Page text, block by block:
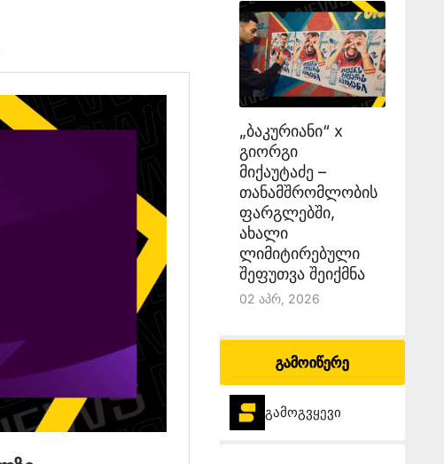
„ბაკურიანი“ x
გიორგი
მიქაუტაძე –
თანამშრომლობის
ფარგლებში,
ახალი
ლიმიტირებული
შეფუთვა შეიქმნა
02 Აპრ, 2026
გამოიწერე
გამოგვყევი